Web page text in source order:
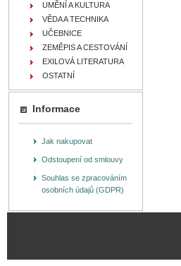
UMĚNÍ A KULTURA
VĚDA A TECHNIKA
UČEBNICE
ZEMĚPIS A CESTOVÁNÍ
EXILOVÁ LITERATURA
OSTATNÍ
Informace
Jak nakupovat
Odstoupení od smlouvy
Souhlas se zpracováním
osobních údajů (GDPR)